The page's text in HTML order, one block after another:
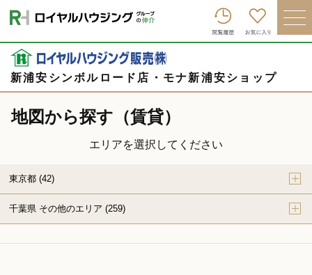
新浦安シンボルロード店・モナ新浦安ショップ
地図から探す（賃貸）
エリアを選択してください
東京都 (42)
千葉県 その他のエリア (259)
ロイヤルハウジンググループトップへ
売りたい
企業情報
ログイン 会員登録